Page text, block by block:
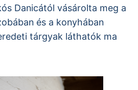
Danicától vásárolta meg a
és a konyhában
tárgyak láthatók ma